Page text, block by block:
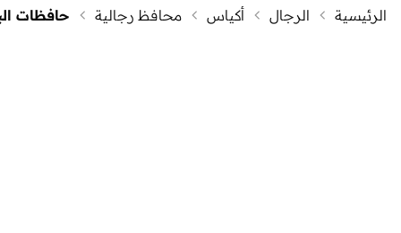
الرئيسية الرجال أكياس محافظ رجالية حافظات